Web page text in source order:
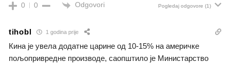
0 0 Odgovori Pogledaj odgovore (1)
tihobl 1 godina prije
Кина је увела додатне царине од 10-15% на америчке
пољопривредне производе, саопштило је Министарство